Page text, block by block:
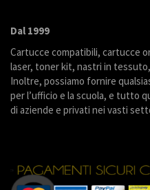
Dal 1999
Cartucce compatibili, cartucce
laser, toner kit, nastri in
Inoltre, possiamo fornire
per l’ufficio e la scuola, e tutto
di aziende e privati nei vasti